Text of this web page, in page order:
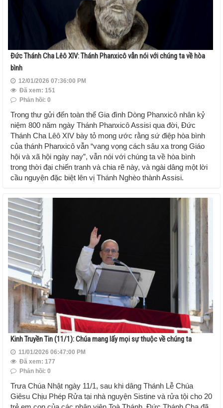
Đức Thánh Cha Lêô XIV: Thánh Phanxicô vẫn nói với chúng ta về hòa
bình
12/01/2026 07:36:00 PM
Đã xem: 151
Phản hồi: 0
Trong thư gửi đến toàn thể Gia đình Dòng Phanxicô nhân kỷ
niệm 800 năm ngày Thánh Phanxicô Assisi qua đời, Đức
Thánh Cha Lêô XIV bày tỏ mong ước rằng sứ điệp hòa bình
của thánh Phanxicô vẫn “vang vọng cách sâu xa trong Giáo
hội và xã hội ngày nay”, vẫn nói với chúng ta về hòa bình
trong thời đại chiến tranh và chia rẽ này, và ngài dâng một lời
cầu nguyện đặc biệt lên vị Thánh Nghèo thành Assisi.
Kinh Truyền Tin (11/1): Chúa mang lấy mọi sự thuộc về chúng ta
11/01/2026 06:47:00 PM
Đã xem: 177
Phản hồi: 0
Trưa Chúa Nhật ngày 11/1, sau khi dâng Thánh Lễ Chúa
Giêsu Chịu Phép Rửa tại nhà nguyện Sistine và rửa tội cho 20